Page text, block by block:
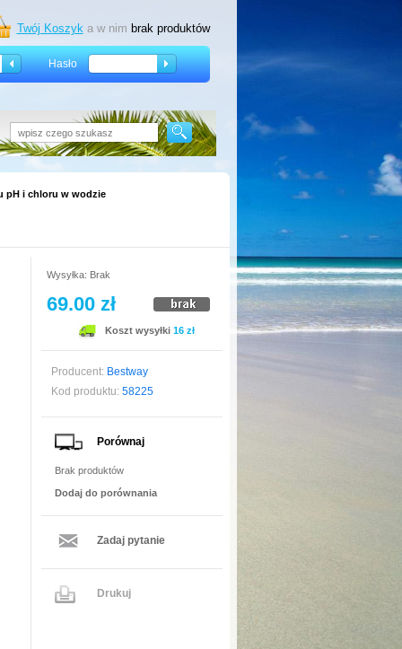
Twój Koszyka w nim brak produktów
Hasło
pH i chloru w wodzie
Wysyłka: Brak
69.00 zł
Koszt wysyłki 16 zł
Producent: Bestway
Kod produktu: 58225
Porównaj
Brak produktów
Dodaj do porównania
Zadaj pytanie
Drukuj